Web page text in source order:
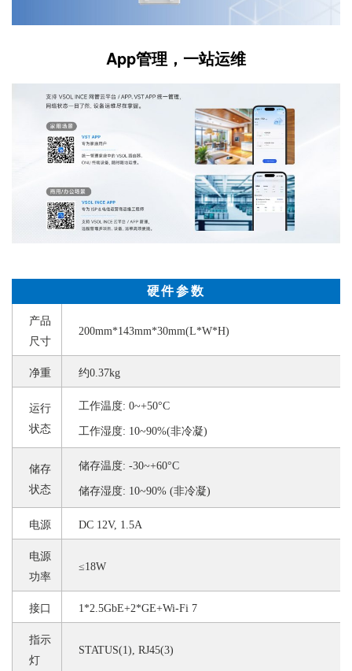
App管理，一站运维
硬件参数
产品
尺寸
200mm*143mm*30mm(L*W*H)
净重 约0.37kg
运行
状态
工作温度: 0~+50°C
工作湿度: 10~90%(非冷凝)
储存
状态
储存温度: -30~+60°C
储存湿度: 10~90% (非冷凝)
电源 DC 12V, 1.5A
电源
功率
≤18W
接口 1*2.5GbE+2*GE+Wi-Fi 7
指示
灯
STATUS(1), RJ45(3)